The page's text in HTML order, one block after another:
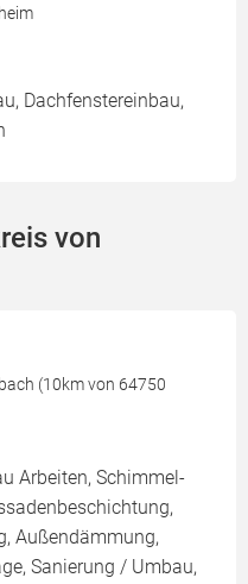
Dachfenstereinbau,
von
(10km von 64750
Arbeiten, Schimmel-
Außendämmung,
Sanierung / Umbau,